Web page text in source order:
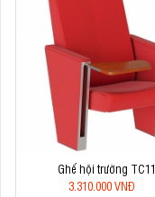
Ghế hội trường TC11
3.310.000 VNĐ